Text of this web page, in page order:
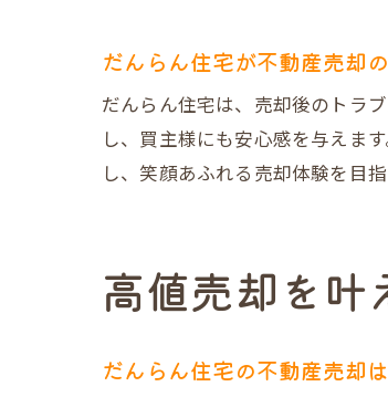
だんらん住宅が不動産売却
だんらん住宅は、売却後のトラ
し、買主様にも安心感を与えま
し、笑顔あふれる売却体験を目指
高値売却を叶
だんらん住宅の不動産売却